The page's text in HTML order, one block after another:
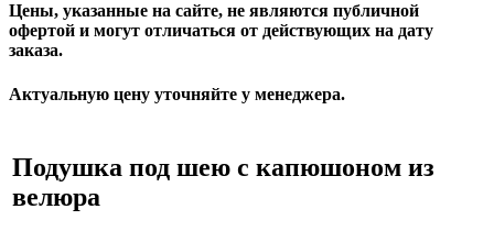
Цены, указанные на сайте, не являются публичной
офертой и могут отличаться от действующих на дату
заказа.
Актуальную цену уточняйте у менеджера.
Подушка под шею с капюшоном из
велюра